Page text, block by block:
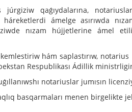
qaǵıydalarına,
ámelge asırıwda
nızam hújjetlerine ámel
hám saplastırıw,
Respublikası Ádillik
notariuslar jumısın
basqarmaları menen birgelikte